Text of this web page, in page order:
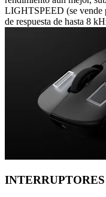
LIGHTSPEED (se vende
de respuesta de hasta 8